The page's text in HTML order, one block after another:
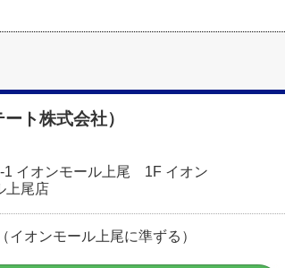
ト株式会社）
1 イオンモール上尾 1F イオン
上尾店
オンモール上尾に準ずる）